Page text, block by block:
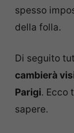
spesso
della folla.
Di seguito
cambierà
Parigi. Ecco
sapere.